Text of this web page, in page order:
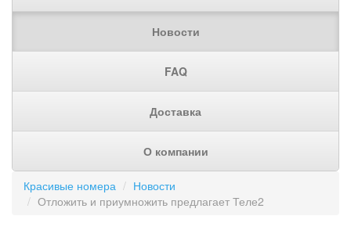
Новости
FAQ
Доставка
О компании
Красивые номера
Новости
Отложить и приумножить предлагает Теле2